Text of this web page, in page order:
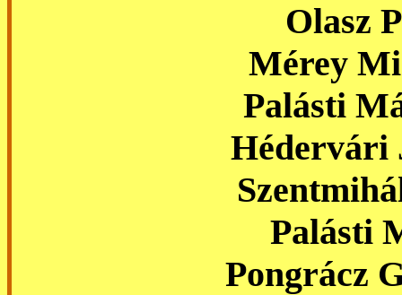
Olasz
Mérey
Palásti
Hédervári
Palásti
Pongrácz